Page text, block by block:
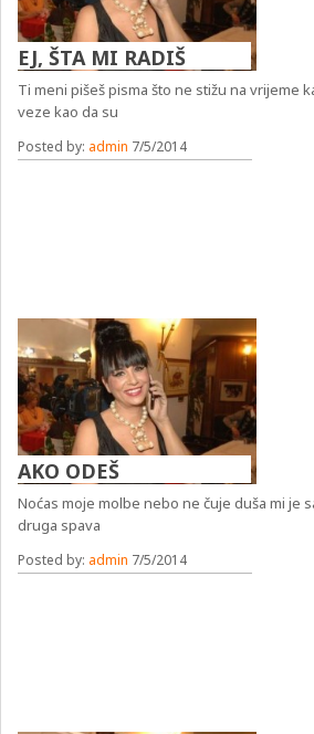
EJ, ŠTA MI RADIŠ
Ti meni pišeš pisma što ne stižu na vrijeme
veze kao da su
Posted by: admin 7/5/2014
AKO ODEŠ
Noćas moje molbe nebo ne čuje duša mi je
druga spava
Posted by: admin 7/5/2014